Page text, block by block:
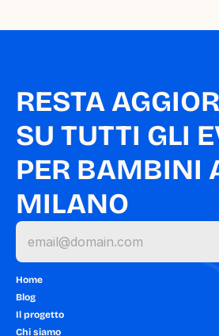
RESTA
SU TUTTI GLI
PER BAMBINI
MILANO
Home
Blog
Il progetto
Chi siamo